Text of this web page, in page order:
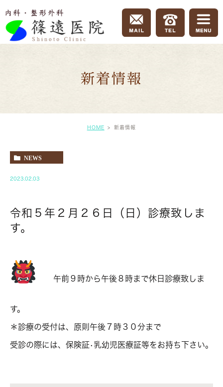
新着情報
HOME 新着情報
NEWS
2023.02.03
令和５年２月２６日（日）診療致しま
す。
午前９時から午後８時まで休日診療致しま
す。
＊診療の受付は、原則午後７時３０分まで
受診の際には、保険証•乳幼児医療証等をお持ち下さい。